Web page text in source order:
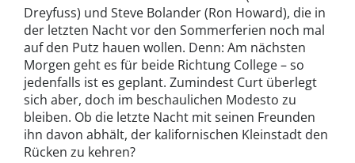
Dreyfuss) und Steve Bolander (Ron Howard), die in
der letzten Nacht vor den Sommerferien noch mal
auf den Putz hauen wollen. Denn: Am nächsten
Morgen geht es für beide Richtung College – so
jedenfalls ist es geplant. Zumindest Curt überlegt
sich aber, doch im beschaulichen Modesto zu
bleiben. Ob die letzte Nacht mit seinen Freunden
ihn davon abhält, der kalifornischen Kleinstadt den
Rücken zu kehren?